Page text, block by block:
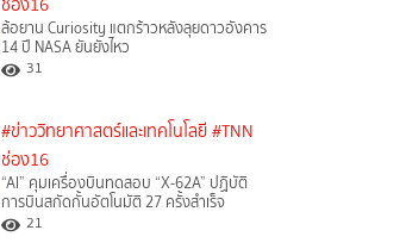
ช่อง16
ล้อยาน Curiosity แตกร้าวหลังลุยดาวอังคาร
14 ปี NASA ยันยังไหว
31
#ข่าววิทยาศาสตร์และเทคโนโลยี #TNN
ช่อง16
“AI” คุมเครื่องบินทดสอบ “X-62A” ปฏิบัติ
การบินสกัดกั้นอัตโนมัติ 27 ครั้งสำเร็จ
21